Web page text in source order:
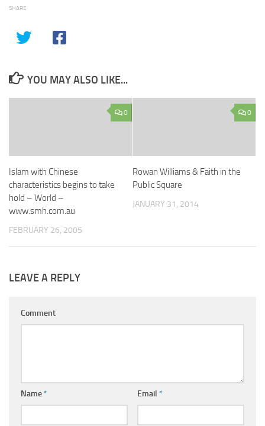
SHARE
YOU MAY ALSO LIKE...
0
Islam with Chinese
characteristics begins to take
hold – World –
www.smh.com.au
FEBRUARY 26, 2005
0
Rowan Williams & Faith in the
Public Square
JANUARY 31, 2014
LEAVE A REPLY
Comment
Name* Email *